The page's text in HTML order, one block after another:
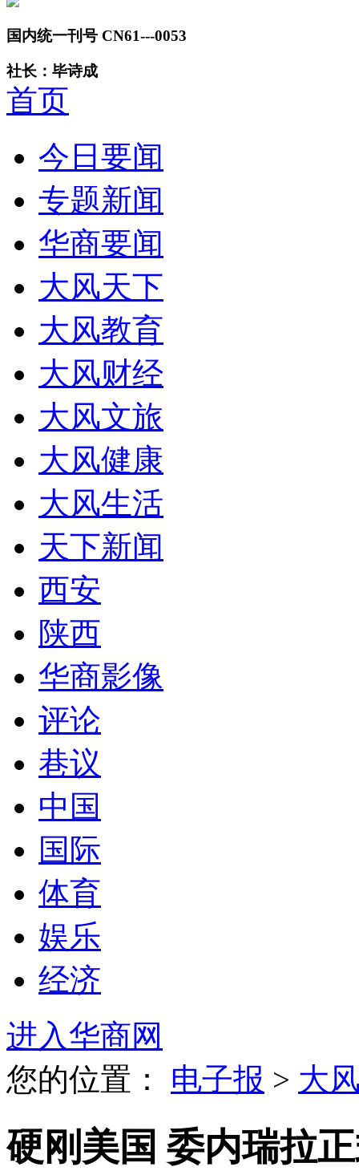
国内统一刊号 CN61---0053
社长：毕诗成
首页
今日要闻
专题新闻
华商要闻
大风天下
大风教育
大风财经
大风文旅
大风健康
大风生活
天下新闻
西安
陕西
华商影像
评论
巷议
中国
国际
体育
娱乐
经济
进入华商网
您的位置： 电子报 > 大
硬刚美国 委内瑞拉